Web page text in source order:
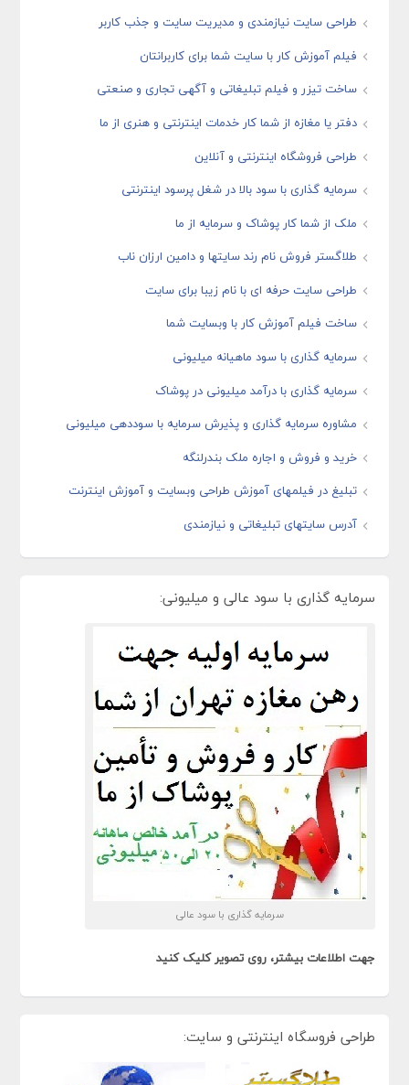
طراحی سایت نیازمندی و مدیریت سایت و جذب کاربر
فیلم آموزش کار با سایت شما برای کاربرانتان
ساخت تیزر و فیلم تبلیغاتی و آگهی تجاری و صنعتی
دفتر یا مغازه از شما کار خدمات اینترنتی و هنری از ما
طراحی فروشگاه اینترنتی و آنلاین
سرمایه گذاری با سود بالا در شغل پرسود اینترنتی
ملک از شما کار پوشاک و سرمایه از ما
طلاگستر فروش نام رند سایتها و دامین ارزان ناب
طراحی سایت حرفه ای با نام زیبا برای سایت
ساخت فیلم آموزش کار با وبسایت شما
سرمایه گذاری با سود ماهیانه میلیونی
سرمایه گذاری با درآمد میلیونی در پوشاک
مشاوره سرمایه گذاری و پذیرش سرمایه با سوددهی میلیونی
خرید و فروش و اجاره ملک بندرلنگه
تبلیغ در فیلمهای آموزش طراحی وبسایت و آموزش اینترنت
آدرس سایتهای تبلیغاتی و نیازمندی
سرمایه گذاری با سود عالی و میلیونی:
سرمایه گذاری با سود عالی
جهت اطلاعات بیشتر، روی تصویر کلیک کنید
طراحی فروسگاه اینترنتی و سایت: